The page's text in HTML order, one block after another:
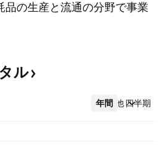
品の生産と流通の分野で事業
ル
年間 四半期
その他